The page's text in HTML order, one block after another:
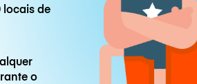
locais de
o